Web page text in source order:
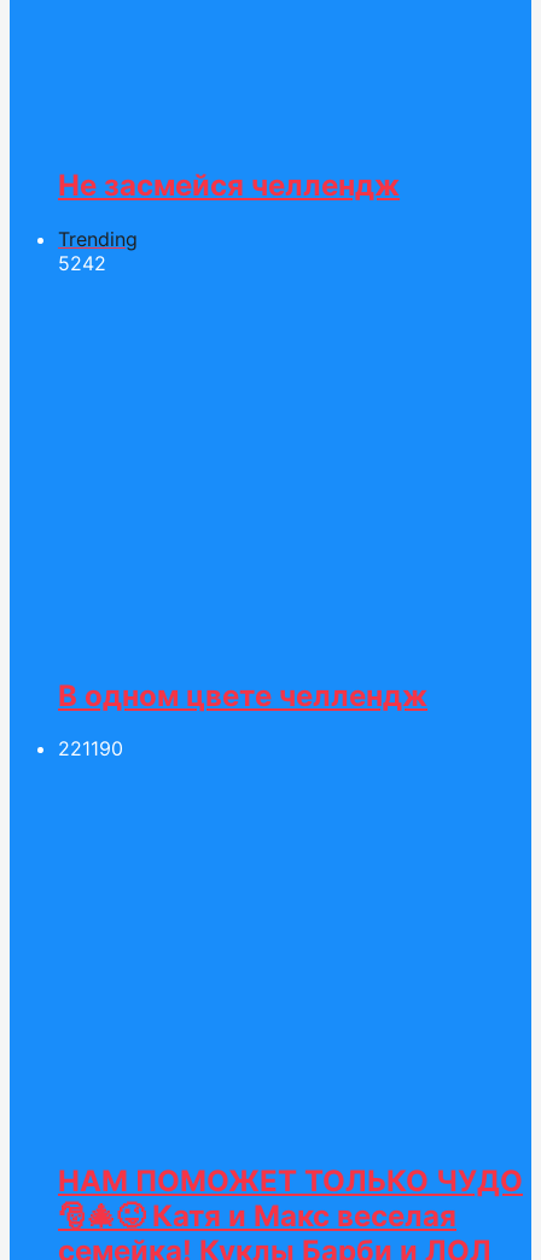
Не засмейся челлендж
Trending
5242
В одном цвете челлендж
221190
НАМ ПОМОЖЕТ ТОЛЬКО ЧУДО
🎅🎄😜 Катя и Макс веселая
семейка! Куклы Барби и ЛОЛ